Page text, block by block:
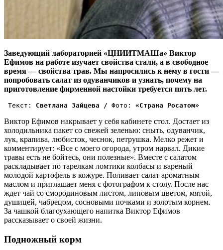
Заведующий лабораторией «ЦНИИТМАШа» Виктор
Ефимов на работе изучает свойства стали, а в свободное
время — свойства трав. Мы напросились к нему в гости —
попробовать салат из одуванчиков и узнать, почему на
приготовление фирменной настойки требуется пять лет.
Текст: Светлана Зайцева / Фото: «Страна Росатом»
Виктор Ефимов накрывает у себя кабинете стол. Достает из
холодильника пакет со свежей зеленью: сныть, одуванчик,
лук, крапива, любисток, чеснок, петрушка. Мелко режет и
комментирует: «Все с моего огорода, утром нарвал. Дикие
травы есть не бойтесь, они полезные». Вместе с салатом
раскладывает по тарелкам ломтики колбасы и вареный
молодой картофель в кожуре. Поливает салат ароматным
маслом и приглашает меня с фотографом к столу. После нас
ждет чай со смородиновым листом, липовым цветом, мятой,
душицей, чабрецом, сосновыми почками и золотым корнем.
За чашкой благоухающего напитка Виктор Ефимов
рассказывает о своей жизни.
Подножный корм